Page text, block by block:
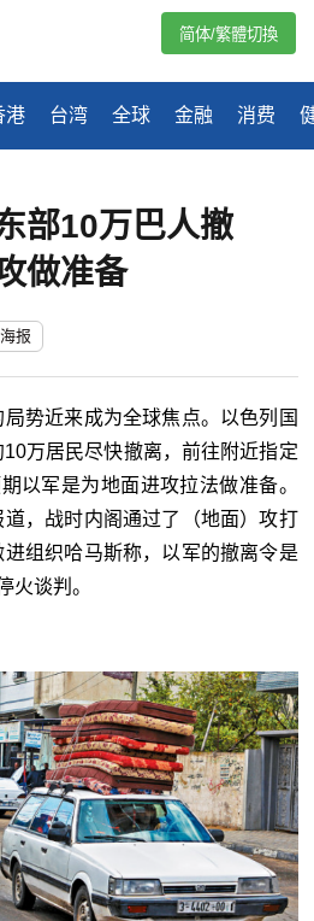
港 台湾 全球 金融 消费
简体/繁體切換
部10万巴人撤
做准备
报
势近来成为全球焦点。以色列国
万居民尽快撤离，前往附近指定
以军是为地面进攻拉法做准备。
，战时内阁通过了（地面）攻打
组织哈马斯称，以军的撤离令是
火谈判。